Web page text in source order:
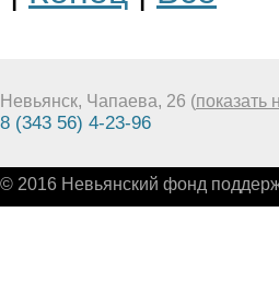
Невьянск, Чапаева, 26 (показать
8 (343 56) 4-23-96
© 2016 Невьянский фонд